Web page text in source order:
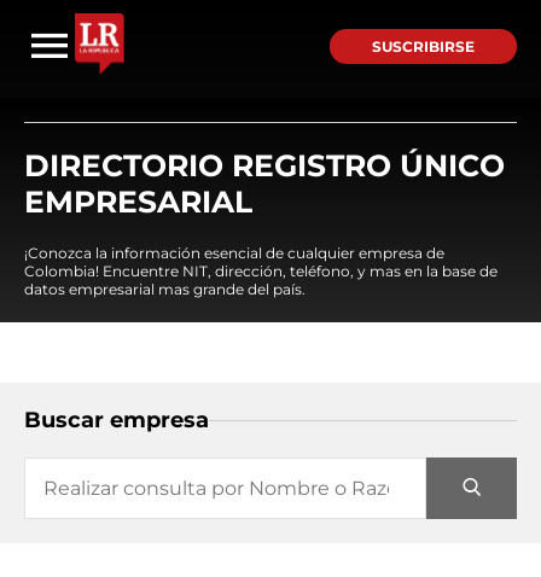
SUSCRIBIRSE
DIRECTORIO REGISTRO ÚNICO
EMPRESARIAL
¡Conozca la información esencial de cualquier empresa de
Colombia! Encuentre NIT, dirección, teléfono, y mas en la base de
datos empresarial mas grande del país.
Buscar empresa